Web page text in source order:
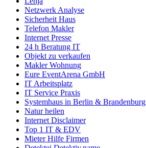
Netzwerk Analyse
Sicherheit Haus
Telefon Makler
Internet Presse
24 h Beratung IT
Objekt zu verkaufen
Makler Wohnung
Eure EventArena GmbH
IT Arbeitsplatz
IT Service Praxis
Systemhaus in Berlin & Brandenburg
Natur heilen
Internet Disclaimer
Top 1 IT & EDV
Mieter Hilfe Firmen